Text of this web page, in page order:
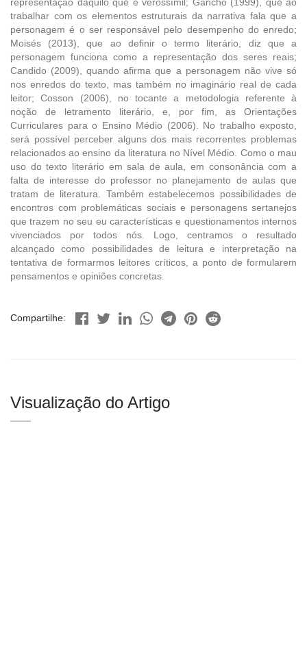
trabalhar com os elementos estruturais da narrativa fala que a
personagem é o ser responsável pelo desempenho do enredo;
Moisés (2013), que ao definir o termo literário, diz que a
personagem funciona como a representação dos seres reais;
Candido (2009), quando afirma que a personagem não vive só
nos enredos do texto, mas também no imaginário real de cada
leitor; Cosson (2006), no tocante a metodologia referente à
noção de letramento literário, e, por fim, as Orientações
Curriculares para o Ensino Médio (2006). No trabalho exposto,
será possível perceber alguns dos mais recorrentes problemas
relacionados ao ensino da literatura no Nível Médio. Como o mau
uso do texto literário em sala de aula, em consonância com a
falta de interesse do professor no planejamento de aulas que
tratam de literatura. Também estabelecemos possibilidades de
encontros com problemáticas sociais e personagens sertanejos
que trazem no seu eu características e questionamentos internos
vivenciados por todos nós. Logo, centramos o resultado
alcançado como possibilidades de leitura e interpretação na
tentativa de formarmos leitores críticos, a ponto de formularem
pensamentos e opiniões concretas.
Compartilhe:
Visualização do Artigo